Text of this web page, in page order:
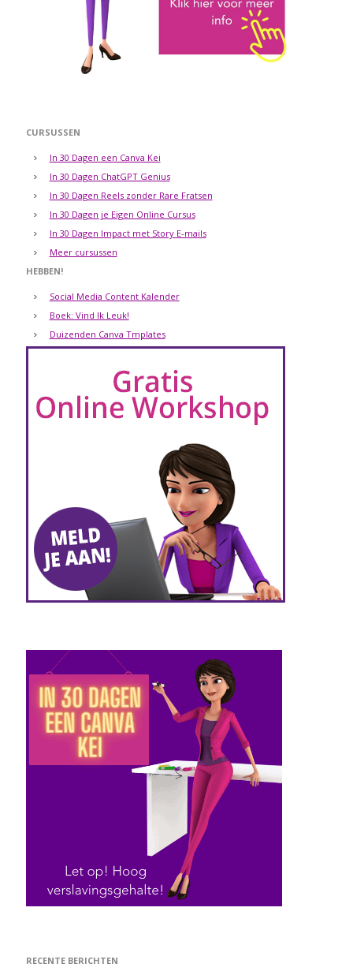
CURSUSSEN
In 30 Dagen een Canva Kei
In 30 Dagen ChatGPT Genius
In 30 Dagen Reels zonder Rare Fratsen
In 30 Dagen je Eigen Online Cursus
In 30 Dagen Impact met Story E-mails
Meer cursussen
HEBBEN!
Social Media Content Kalender
Boek: Vind Ik Leuk!
Duizenden Canva Tmplates
RECENTE BERICHTEN